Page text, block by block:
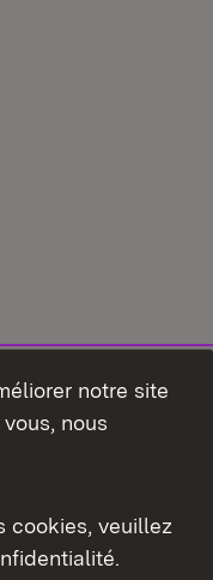
notre site
nous
cookies, veuillez